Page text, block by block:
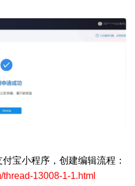
宝小程序，创建编辑流程：
13008-1-1.html